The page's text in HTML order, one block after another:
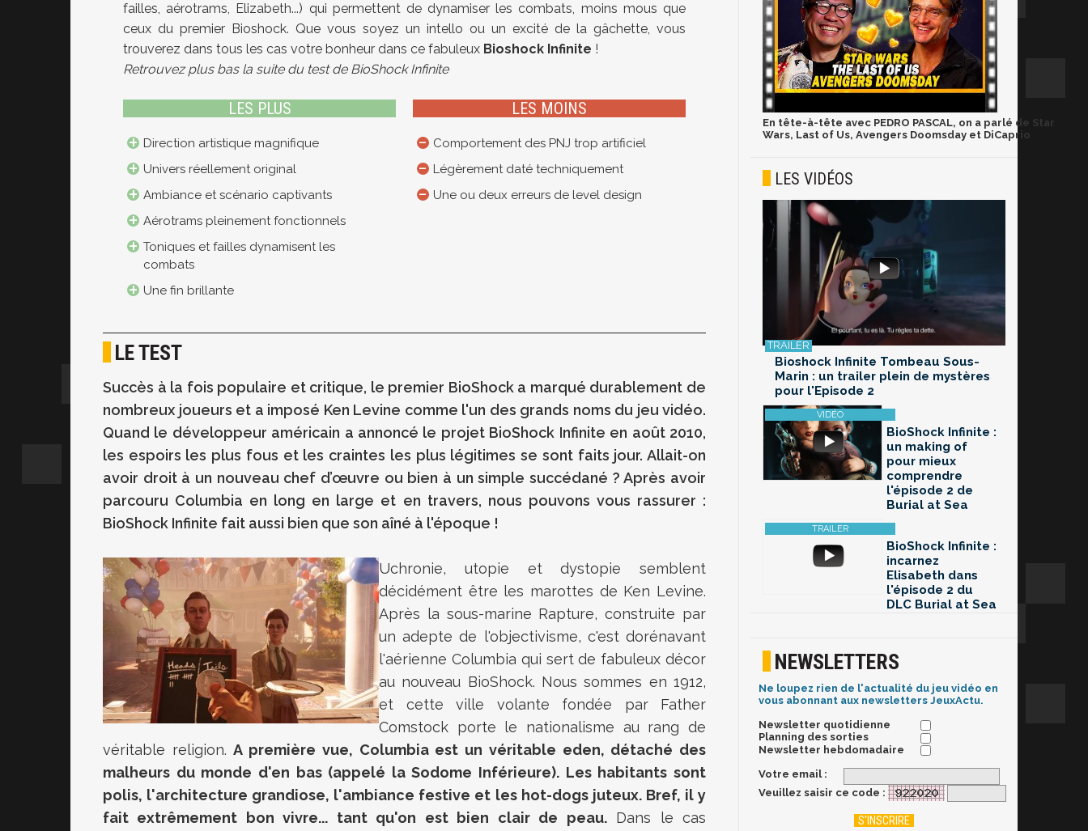
failles, aérotrams, Elizabeth...) qui permettent de dynamiser les combats, moins mous que
ceux du premier Bioshock. Que vous soyez un intello ou un excité de la gâchette, vous
trouverez dans tous les cas votre bonheur dans ce fabuleux Bioshock Infinite !
Retrouvez plus bas la suite du test de BioShock Infinite
LES PLUS
Direction artistique magnifique
Univers réellement original
Ambiance et scénario captivants
Aérotrams pleinement fonctionnels
Toniques et failles dynamisent les
combats
Une fin brillante
LES MOINS
Comportement des PNJ trop artificiel
Légèrement daté techniquement
Une ou deux erreurs de level design
LE TEST
Succès à la fois populaire et critique, le premier BioShock a marqué durablement de
nombreux joueurs et a imposé Ken Levine comme l'un des grands noms du jeu vidéo.
Quand le développeur américain a annoncé le projet BioShock Infinite en août 2010,
les espoirs les plus fous et les craintes les plus légitimes se sont faits jour. Allait-on
avoir droit à un nouveau chef d’œuvre ou bien à un simple succédané ? Après avoir
parcouru Columbia en long en large et en travers, nous pouvons vous rassurer :
BioShock Infinite fait aussi bien que son aîné à l'époque !
Uchronie, utopie et dystopie semblent
décidément être les marottes de Ken Levine.
Après la sous-marine Rapture, construite par
un adepte de l'objectivisme, c'est dorénavant
l'aérienne Columbia qui sert de fabuleux décor
au nouveau BioShock. Nous sommes en 1912,
et cette ville volante fondée par Father
Comstock porte le nationalisme au rang de
véritable religion.A première vue, Columbia est un véritable eden, détaché des
malheurs du monde d'en bas (appelé la Sodome Inférieure). Les habitants sont
polis, l'architecture grandiose, l'ambiance festive et les hot-dogs juteux. Bref, il y
fait extrêmement bon vivre... tant qu'on est bien clair de peau.Dans le cas
En tête-à-tête avec PEDRO PASCAL, on a parlé de Star
Wars, Last of Us, Avengers Doomsday et DiCaprio
LES VIDÉOS
Bioshock Infinite Tombeau Sous-
Marin : un trailer plein de mystères
pour l'Episode 2
BioShock Infinite :
un making of
pour mieux
comprendre
l'épisode 2 de
Burial at Sea
BioShock Infinite :
incarnez
Elisabeth dans
l'épisode 2 du
DLC Burial at Sea
NEWSLETTERS
Ne loupez rien de l'actualité du jeu vidéo en
vous abonnant aux newsletters JeuxActu.
Newsletter quotidienne
Planning des sorties
Newsletter hebdomadaire
Votre email :
Veuillez saisir ce code :